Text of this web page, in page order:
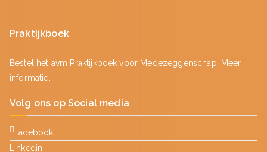
Praktijkboek
Bestel het avm Praktijkboek voor Medezeggenschap.
Meer
informatie…
Volg ons op Social media
Facebook
Linkedin